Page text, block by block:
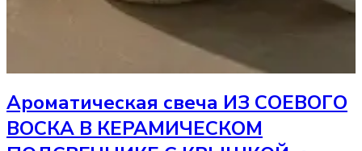
Ароматическая свеча ИЗ СОЕВОГО
ВОСКА В КЕРАМИЧЕСКОМ